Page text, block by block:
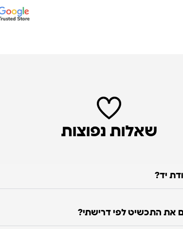
שאלות נפוצות
יד?
את התכשיט לפי דרישתי?